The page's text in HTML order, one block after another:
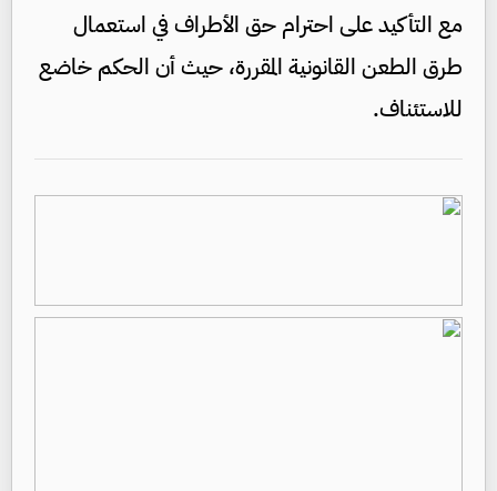
مع التأكيد على احترام حق الأطراف في استعمال
طرق الطعن القانونية المقررة، حيث أن الحكم خاضع
للاستئناف.